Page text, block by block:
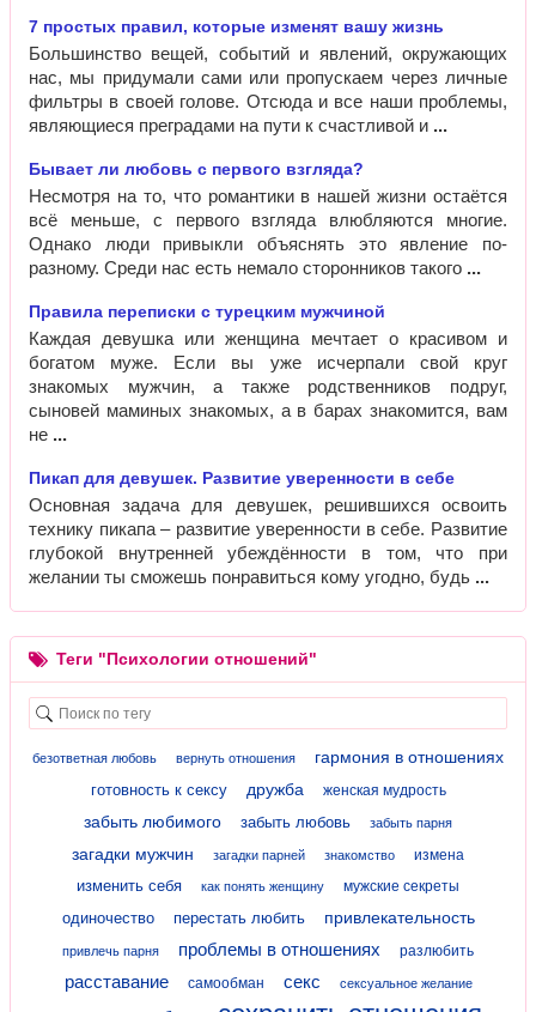
7 простых правил, которые изменят вашу жизнь
Большинство вещей, событий и явлений, окружающих
нас, мы придумали сами или пропускаем через личные
фильтры в своей голове. Отсюда и все наши проблемы,
являющиеся преградами на пути к счастливой и
Бывает ли любовь с первого взгляда?
Несмотря на то, что романтики в нашей жизни остаётся
всё меньше, с первого взгляда влюбляются многие.
Однако люди привыкли объяснять это явление по-
разному. Среди нас есть немало сторонников такого
Правила переписки с турецким мужчиной
Каждая девушка или женщина мечтает о красивом и
богатом муже. Если вы уже исчерпали свой круг
знакомых мужчин, а также родственников подруг,
сыновей маминых знакомых, а в барах знакомится, вам
не
Пикап для девушек. Развитие уверенности в себе
Основная задача для девушек, решившихся освоить
технику пикапа – развитие уверенности в себе. Развитие
глубокой внутренней убеждённости в том, что при
желании ты сможешь понравиться кому угодно, будь
Теги "Психологии отношений"
безответная любовь вернуть отношения гармония в отношениях
готовность к сексу дружба женская мудрость
забыть любимого забыть любовь забыть парня
загадки мужчин загадки парней знакомство измена
изменить себя как понять женщину мужские секреты
одиночество перестать любить привлекательность
привлечь парня проблемы в отношениях разлюбить
расставание самообман секс сексуальное желание